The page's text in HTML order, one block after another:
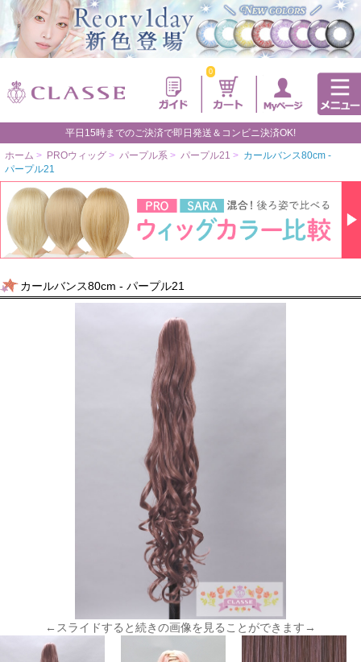
0
平日15時までのご決済で即日発送＆コンビニ決済OK!
ホーム > PROウィッグ > パープル系 > パープル21 > カールバンス80cm -
パープル21
カールバンス80cm - パープル21
←スライドすると続きの画像を見ることができます→